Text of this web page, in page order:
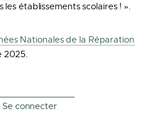
établissements scolaires ! ».
Nationales de la Réparation
2025.
Se connecter